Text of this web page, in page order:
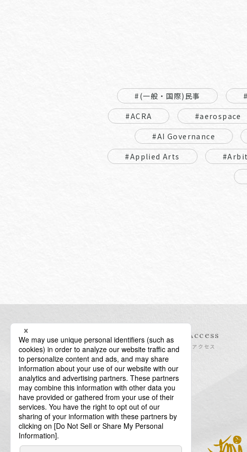
#(一般・国際)民事
#ACRA
#aerospace
#AI Governance
#Applied Arts
Information
インフォメーション
Access
アクセス